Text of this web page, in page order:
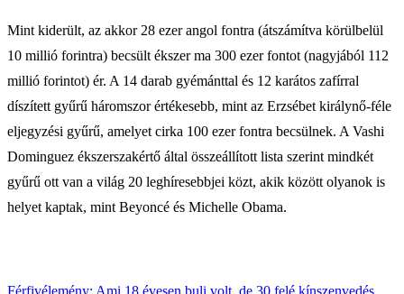
Mint kiderült, az akkor 28 ezer angol fontra (átszámítva körülbelül
10 millió forintra) becsült ékszer ma 300 ezer fontot (nagyjából 112
millió forintot) ér. A 14 darab gyémánttal és 12 karátos zafírral
díszített gyűrű háromszor értékesebb, mint az Erzsébet királynő-féle
eljegyzési gyűrű, amelyet cirka 100 ezer fontra becsülnek. A Vashi
Dominguez ékszerszakértő által összeállított lista szerint mindkét
gyűrű ott van a világ 20 leghíresebbjei közt, akik között olyanok is
helyet kaptak, mint Beyoncé és Michelle Obama.